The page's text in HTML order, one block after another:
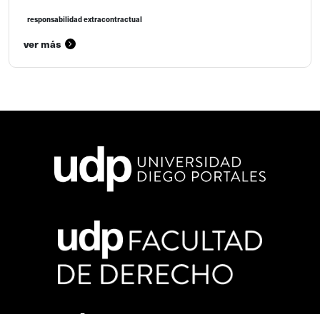
responsabilidad extracontractual
ver más